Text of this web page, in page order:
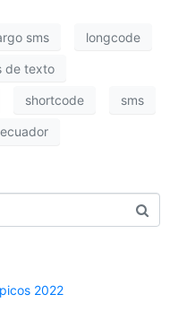
sms longcode
de texto
shortcode sms
2022